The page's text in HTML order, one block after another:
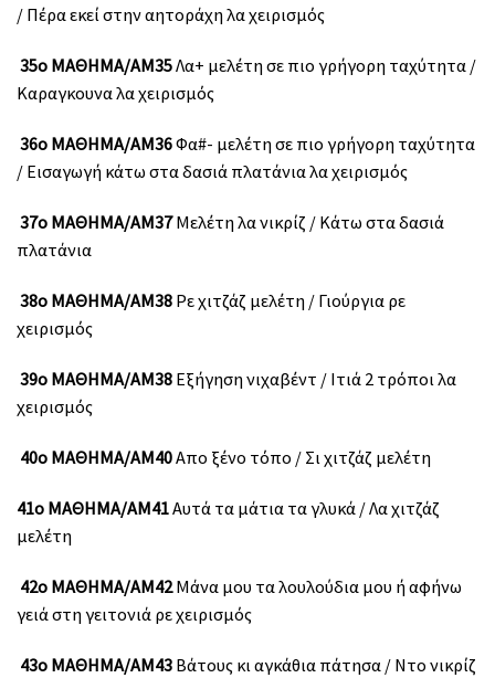
/ Πέρα εκεί στην αητοράχη λα χειρισμός
35ο ΜΑΘΗΜΑ/ΑΜ35Λα+ μελέτη σε πιο γρήγορη ταχύτητα /
Καραγκουνα λα χειρισμός
36ο ΜΑΘΗΜΑ/ΑΜ36Φα#- μελέτη σε πιο γρήγορη ταχύτητα
/ Εισαγωγή κάτω στα δασιά πλατάνια λα χειρισμός
37ο ΜΑΘΗΜΑ/ΑΜ37Μελέτη λα νικρίζ / Κάτω στα δασιά
πλατάνια
38ο ΜΑΘΗΜΑ/ΑΜ38 Ρε χιτζάζ μελέτη / Γιούργια ρε
χειρισμός
39ο ΜΑΘΗΜΑ/ΑΜ38 Εξήγηση νιχαβέντ / Ιτιά 2 τρόποι λα
χειρισμός
40ο ΜΑΘΗΜΑ/ΑΜ40Απο ξένο τόπο / Σι χιτζάζ μελέτη
41ο ΜΑΘΗΜΑ/ΑΜ41Αυτά τα μάτια τα γλυκά / Λα χιτζάζ
μελέτη
42ο ΜΑΘΗΜΑ/ΑΜ42Μάνα μου τα λουλούδια μου ή αφήνω
γειά στη γειτονιά ρε χειρισμός
43ο ΜΑΘΗΜΑ/ΑΜ43 Βάτους κι αγκάθια πάτησα / Ντο νικρίζ